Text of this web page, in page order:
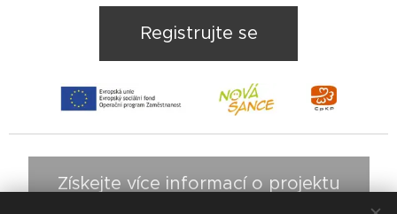
Registrujte se
Získejte více informací o projektu